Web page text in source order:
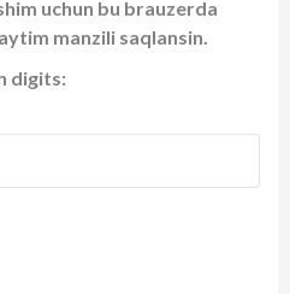
uchun bu brauzerda
manzili saqlansin.
digits: